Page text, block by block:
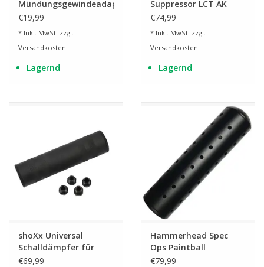
Mündungsgewindeadapter
M14 auf M24
€19,99
* Inkl. MwSt. zzgl.
Versandkosten
Lagernd
Suppressor LCT AK
Serie
€74,99
* Inkl. MwSt. zzgl.
Versandkosten
Lagernd
shoXx Universal
Schalldämpfer für
Gas- und Signalwaffen
€69,99
Hammerhead Spec
Ops Paintball
Schalldämpfer Kal. 68
€79,99